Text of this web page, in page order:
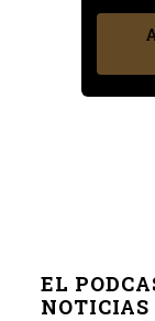
EL
NOTICIAS